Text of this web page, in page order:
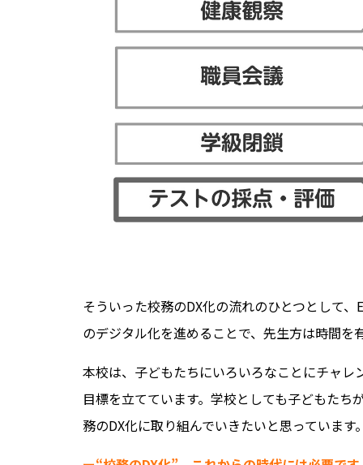
そういった校務のDX化の流れのひとつとして
のデジタル化を進めることで、先生方は時間
本校は、子どもたちにいろいろなことにチャ
目標を立てています。学校としても子どもた
務のDX化に取り組んでいきたいと思っています